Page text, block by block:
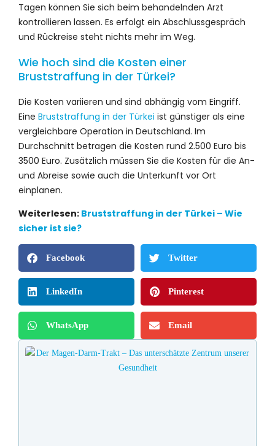
Tagen können Sie sich beim behandelnden Arzt
kontrollieren lassen. Es erfolgt ein Abschlussgespräch
und Rückreise steht nichts mehr im Weg.
Wie hoch sind die Kosten einer
Bruststraffung in der Türkei?
Die Kosten variieren und sind abhängig vom Eingriff.
Eine Bruststraffung in der Türkei ist günstiger als eine
vergleichbare Operation in Deutschland. Im
Durchschnitt betragen die Kosten rund 2.500 Euro bis
3500 Euro. Zusätzlich müssen Sie die Kosten für die An-
und Abreise sowie auch die Unterkunft vor Ort
einplanen.
Weiterlesen: Bruststraffung in der Türkei – Wie
sicher ist sie?
Facebook Twitter
LinkedIn Pinterest
WhatsApp Email